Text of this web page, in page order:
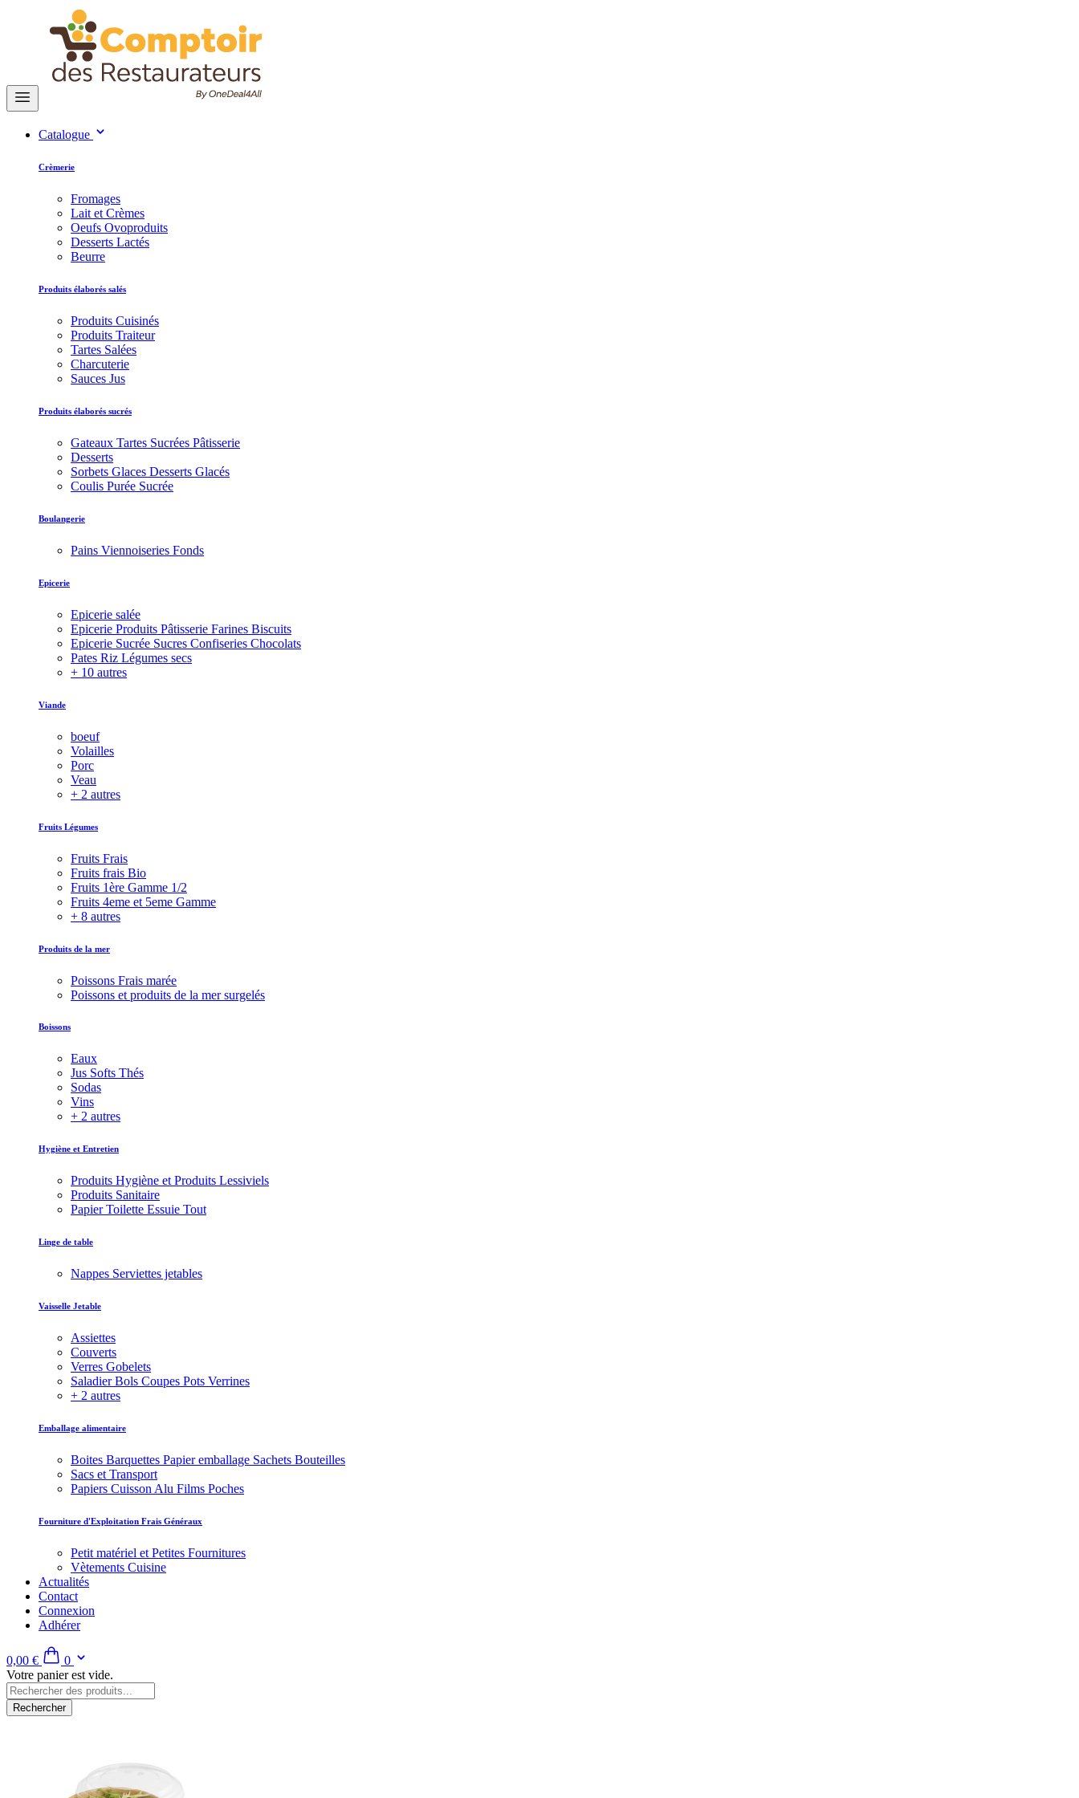
Catalogue
Crèmerie
Fromages
Lait et Crèmes
Oeufs Ovoproduits
Desserts Lactés
Beurre
Produits élaborés salés
Produits Cuisinés
Produits Traiteur
Tartes Salées
Charcuterie
Sauces Jus
Produits élaborés sucrés
Gateaux Tartes Sucrées Pâtisserie
Desserts
Sorbets Glaces Desserts Glacés
Coulis Purée Sucrée
Boulangerie
Pains Viennoiseries Fonds
Epicerie
Epicerie salée
Epicerie Produits Pâtisserie Farines Biscuits
Epicerie Sucrée Sucres Confiseries Chocolats
Pates Riz Légumes secs
+ 10 autres
Viande
boeuf
Volailles
Porc
Veau
+ 2 autres
Fruits Légumes
Fruits Frais
Fruits frais Bio
Fruits 1ère Gamme 1/2
Fruits 4eme et 5eme Gamme
+ 8 autres
Produits de la mer
Poissons Frais marée
Poissons et produits de la mer surgelés
Boissons
Eaux
Jus Softs Thés
Sodas
Vins
+ 2 autres
Hygiène et Entretien
Produits Hygiène et Produits Lessiviels
Produits Sanitaire
Papier Toilette Essuie Tout
Linge de table
Nappes Serviettes jetables
Vaisselle Jetable
Assiettes
Couverts
Verres Gobelets
Saladier Bols Coupes Pots Verrines
+ 2 autres
Emballage alimentaire
Boites Barquettes Papier emballage Sachets Bouteilles
Sacs et Transport
Papiers Cuisson Alu Films Poches
Fourniture d'Exploitation Frais Généraux
Petit matériel et Petites Fournitures
Vètements Cuisine
Actualités
Contact
Connexion
Adhérer
0,00 €
0
Votre panier est vide.
Rechercher